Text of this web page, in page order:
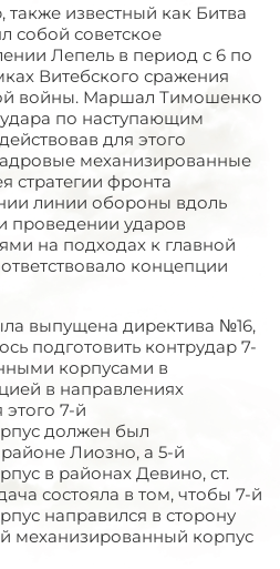
также известный как Битва
собой советское
Лепель в период с 6 по
Витебского сражения
войны. Маршал Тимошенко
по наступающим
для этого
механизированные
стратегии фронта
линии обороны вдоль
проведении ударов
на подходах к главной
концепции
выпущена директива №16,
подготовить контрудар 7-
корпусами в
в направлениях
7-й
должен был
Лиозно, а 5-й
в районах Девино, ст.
состояла в том, чтобы 7-й
направился в сторону
механизированный корпус